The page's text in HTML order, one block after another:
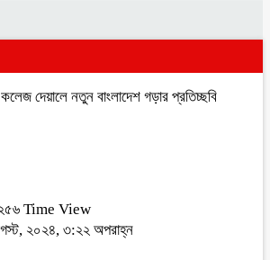
দেয়ালে নতুন বাংলাদেশ গড়ার প্রতিচ্ছবি
Time View
২০২৪, ৩:২২ অপরাহ্ন